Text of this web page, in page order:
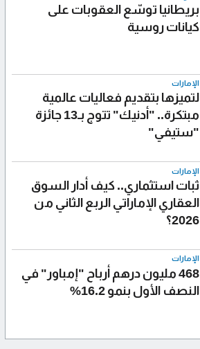
بريطانيا توسّع العقوبات على
كيانات روسية
الإمارات
لتميزها بتقديم فعاليات عالمية
مبتكرة.. "أدنيك" تتوج بـ13 جائزة
"ستيفي"
الإمارات
ثبات استثماري.. كيف أدار السوق
العقاري الإماراتي الربع الثاني من
2026؟
الإمارات
468 مليون درهم أرباح "إمباور" في
النصف الأول بنمو 16.2%